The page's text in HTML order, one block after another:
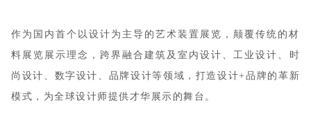
作为国内首个以设计为主导的艺术装置展览，颠覆传统的材
料展览展示理念，跨界融合建筑及室内设计、工业设计、时
尚设计、数字设计、品牌设计等领域 ，打造设计+品牌的革新
模式，为全球设计师提供才华展示的舞台。